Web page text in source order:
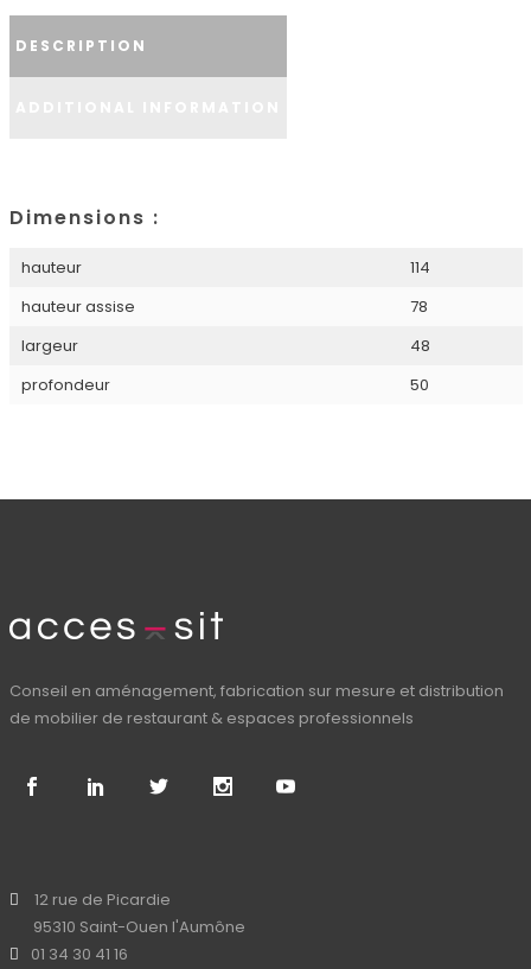
DESCRIPTION
Dimensions :
hauteur
114
hauteur assise
78
largeur
48
profondeur
50
Conseil en aménagement, fabrication sur mesure et distribution
de mobilier de restaurant & espaces professionnels
12 rue de Picardie
95310 Saint-Ouen l'Aumône
01 34 30 41 16